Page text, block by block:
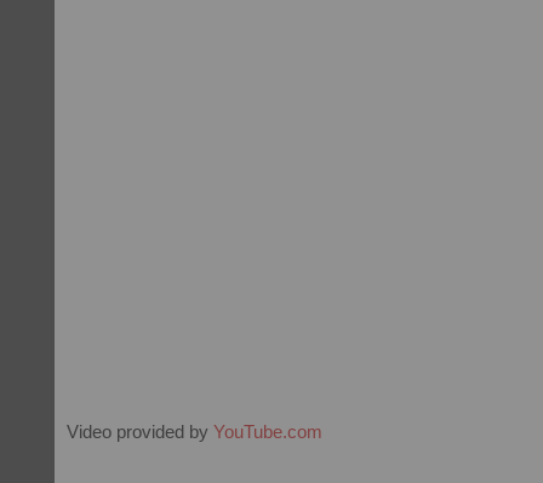
Video provided by YouTube.com